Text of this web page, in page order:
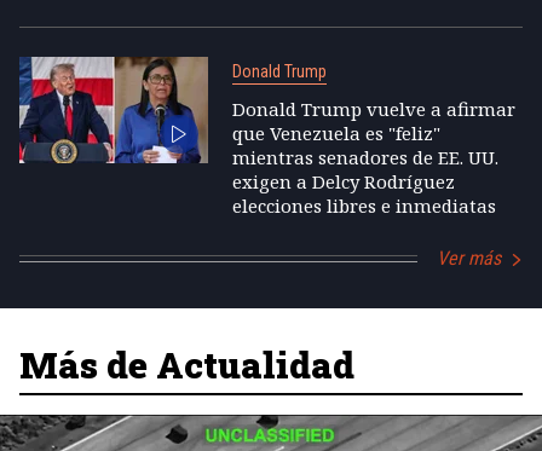
Donald Trump
Donald Trump vuelve a afirmar
que Venezuela es "feliz"
mientras senadores de EE. UU.
exigen a Delcy Rodríguez
elecciones libres e inmediatas
Ver más
Más de Actualidad